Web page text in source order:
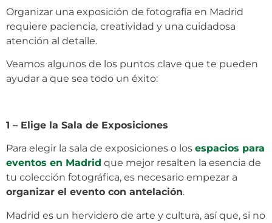
Organizar una exposición de fotografía en Madrid
requiere paciencia, creatividad y una cuidadosa
atención al detalle.
Veamos algunos de los puntos clave que te pueden
ayudar a que sea todo un éxito:
1 – Elige la Sala de Exposiciones
Para elegir la sala de exposiciones o los espacios para
eventos en Madrid que mejor resalten la esencia de
tu colección fotográfica, es necesario empezar a
organizar el evento con antelación.
Madrid es un hervidero de arte y cultura, así que, si no